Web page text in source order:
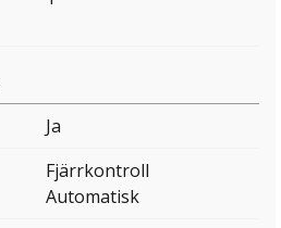
Ja
Fjärrkontroll
Automatisk